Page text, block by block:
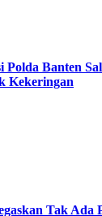
Polda Banten
Kekeringan
Tak Ada